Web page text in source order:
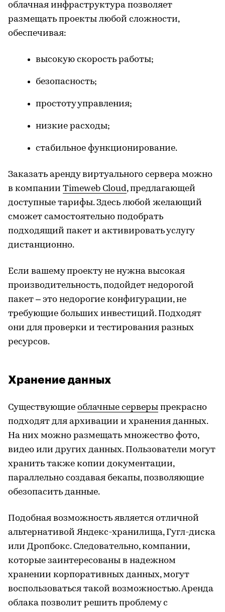
облачная инфраструктура позволяет
размещать проекты любой сложности,
обеспечивая:
высокую скорость работы;
безопасность;
простоту управления;
низкие расходы;
стабильное функционирование.
Заказать аренду виртуального сервера можно
в компании Timeweb Cloud, предлагающей
доступные тарифы. Здесь любой желающий
сможет самостоятельно подобрать
подходящий пакет и активировать услугу
дистанционно.
Если вашему проекту не нужна высокая
производительность, подойдет недорогой
пакет – это недорогие конфигурации, не
требующие больших инвестиций. Подходят
они для проверки и тестирования разных
ресурсов.
Хранение данных
Существующие облачные серверы прекрасно
подходят для архивации и хранения данных.
На них можно размещать множество фото,
видео или других данных. Пользователи могут
хранить также копии документации,
параллельно создавая бекапы, позволяющие
обезопасить данные.
Подобная возможность является отличной
альтернативой Яндекс-хранилища, Гугл-диска
или Дропбокс. Следовательно, компании,
которые заинтересованы в надежном
хранении корпоративных данных, могут
воспользоваться такой возможностью. Аренда
облака позволит решить проблему с